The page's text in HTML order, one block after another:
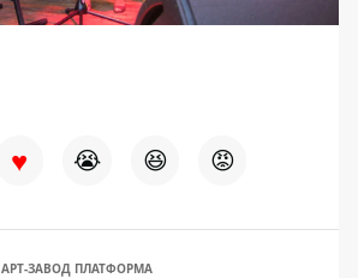
♥ 😭 😆 😡
АРТ-ЗАВОД ПЛАТФОРМА